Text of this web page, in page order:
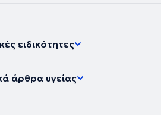
ειδικότητες
άρθρα υγείας